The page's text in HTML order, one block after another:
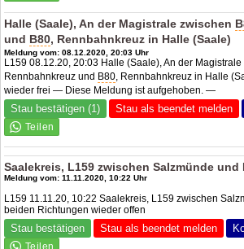
Halle (Saale), An der Magistrale zwischen
und B80, Rennbahnkreuz in Halle (Saale)
Meldung vom: 08.12.2020, 20:03 Uhr
L159 08.12.20, 20:03 Halle (Saale), An der Magistrale
Rennbahnkreuz und B80, Rennbahnkreuz in Halle
wieder frei — Diese Meldung ist aufgehoben. —
Stau bestätigen (1) Stau als beendet melden
Saalekreis, L159 zwischen Salzmünde und
Meldung vom: 11.11.2020, 10:22 Uhr
L159 11.11.20, 10:22 Saalekreis, L159 zwischen
beiden Richtungen wieder offen
Stau bestätigen Stau als beendet melden